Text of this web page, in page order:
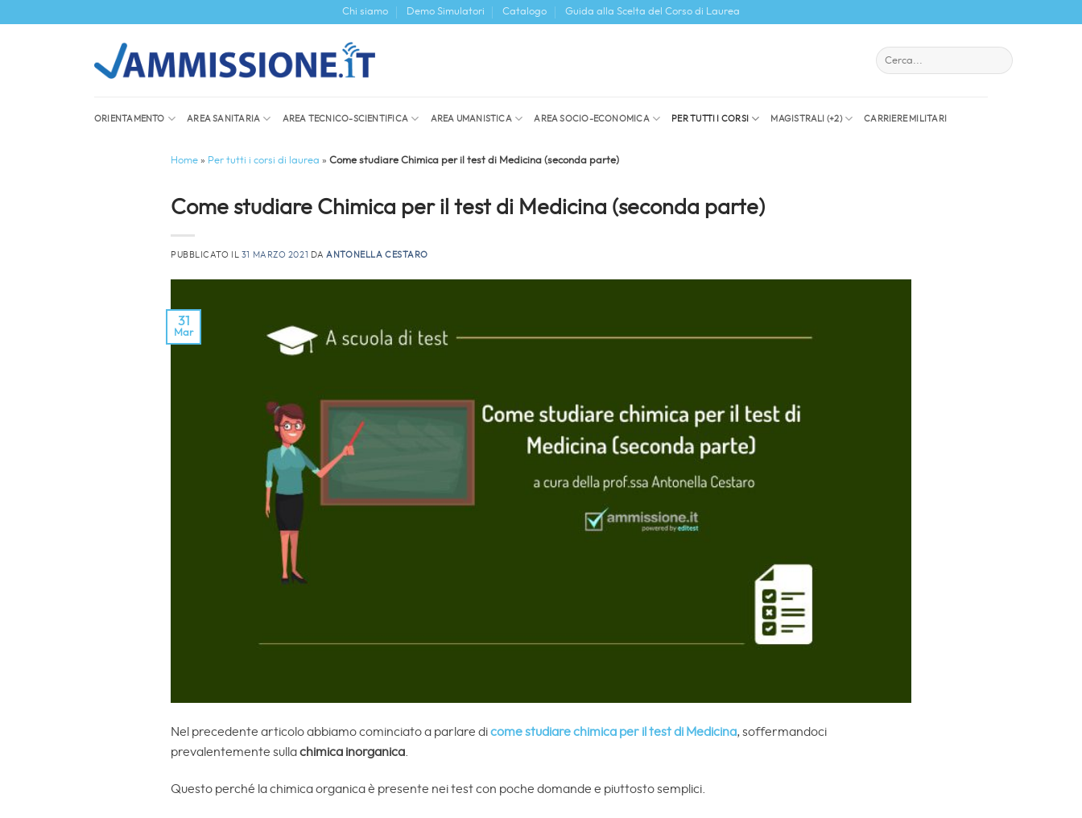
Chi siamo Demo Simulatori Catalogo Guida alla Scelta del Corso di Laurea
ORIENTAMENTO AREA SANITARIA AREA TECNICO-SCIENTIFICA AREA UMANISTICA AREA SOCIO-ECONOMICA PER TUTTI I CORSI MAGISTRALI (+2) CARRIERE MILITARI
Home » Per tutti i corsi di laurea » Come studiare Chimica per il test di Medicina (seconda parte)
Come studiare Chimica per il test di Medicina (seconda parte)
PUBBLICATO IL 31 MARZO 2021 DA ANTONELLA CESTARO
31
Mar
Nel precedente articolo abbiamo cominciato a parlare dicome studiare chimica per il test di Medicina, soffermandoci
prevalentemente sullachimica inorganica
Questo perché la chimica organica è presente nei test con poche domande e piuttosto semplici.